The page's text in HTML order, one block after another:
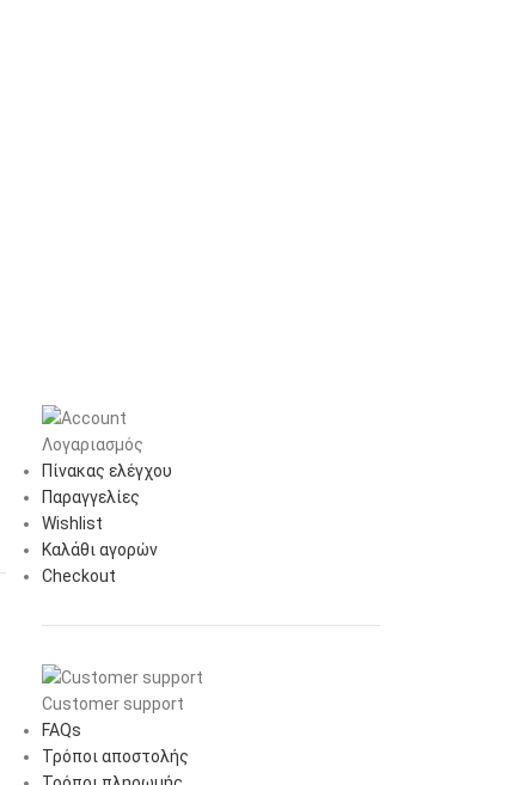
Λογαριασμός
Πίνακας ελέγχου
Παραγγελίες
Wishlist
Καλάθι αγορών
Checkout
Customer support
FAQs
Τρόποι αποστολής